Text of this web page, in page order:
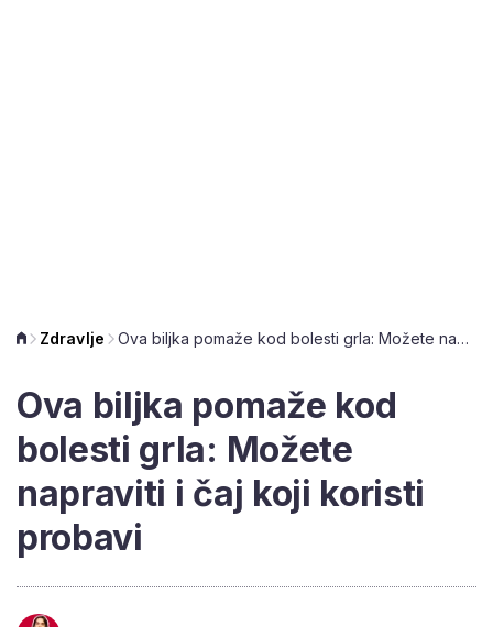
Zdravlje Ova biljka pomaže kod bolesti grla: Možete napraviti i čaj koji koristi probavi
Ova biljka pomaže kod
bolesti grla: Možete
napraviti i čaj koji koristi
probavi